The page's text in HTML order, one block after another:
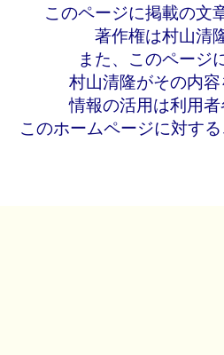
このページに掲載の文
著作権は村山清
また、このページ
村山清隆がその内
情報の活用は利用
このホームページに対す